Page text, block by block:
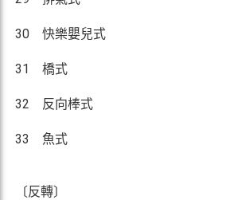
30 快樂嬰兒式
31 橋式
32 反向棒式
33 魚式
〔反轉〕